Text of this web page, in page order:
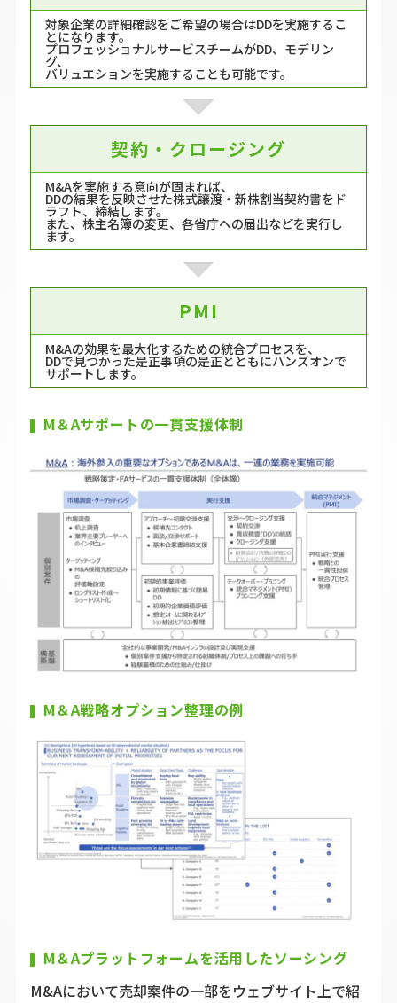
対象企業の詳細確認をご希望の場合はDDを実施するこ
とになります。
プロフェッショナルサービスチームがDD、モデリン
グ、
バリュエションを実施することも可能です。
契約・クロージング
M&Aを実施する意向が固まれば、
DDの結果を反映させた株式譲渡・新株割当契約書をド
ラフト、締結します。
また、株主名簿の変更、各省庁への届出などを実行し
ます。
PMI
M&Aの効果を最大化するための統合プロセスを、
DDで見つかった是正事項の是正とともにハンズオンで
サポートします。
M＆Aサポートの一貫支援体制
M＆A戦略オプション整理の例
M＆Aプラットフォームを活用したソーシング
M&Aにおいて売却案件の一部をウェブサイト上で紹